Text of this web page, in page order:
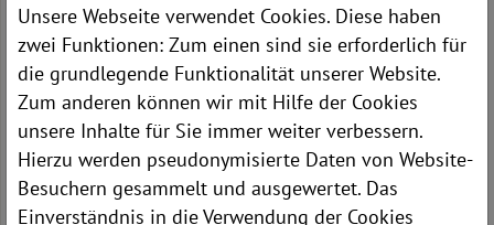
Telefon: 06623 86-1102
E-Mail:k.schukowski[at]kkh-rotenburg.de
SPRECHZEITEN
Unsere Webseite verwendet Cookies. Diese haben
zwei Funktionen: Zum einen sind sie erforderlich für
die grundlegende Funktionalität unserer Website.
Zum anderen können wir mit Hilfe der Cookies
unsere Inhalte für Sie immer weiter verbessern.
Hierzu werden pseudonymisierte Daten von Website-
Besuchern gesammelt und ausgewertet. Das
Einverständnis in die Verwendung der Cookies